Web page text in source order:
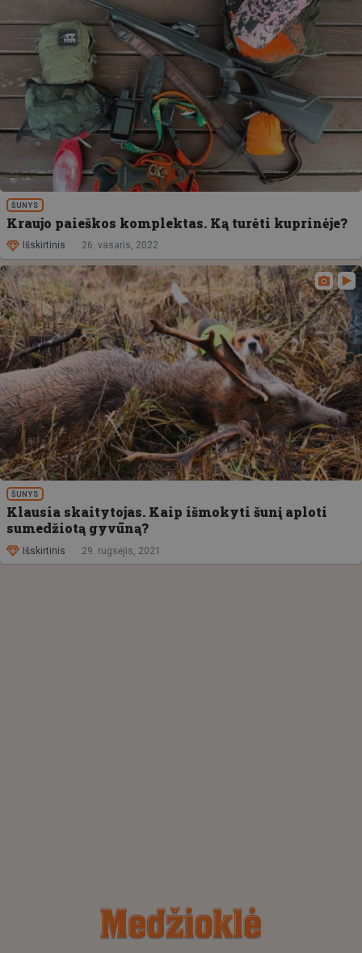
ŠUNYS
Kraujo paieškos komplektas. Ką turėti kuprinėje?
Išskirtinis 26. vasaris, 2022
ŠUNYS
Klausia skaitytojas. Kaip išmokyti šunį aploti
sumedžiotą gyvūną?
Išskirtinis 29. rugsėjis, 2021